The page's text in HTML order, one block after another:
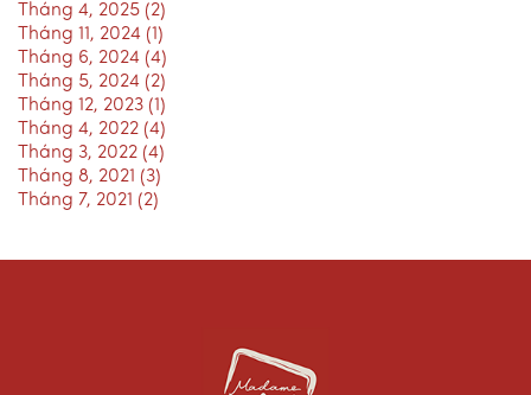
Tháng 4, 2025 (2)
Tháng 11, 2024 (1)
Tháng 6, 2024 (4)
Tháng 5, 2024 (2)
Tháng 12, 2023 (1)
Tháng 4, 2022 (4)
Tháng 3, 2022 (4)
Tháng 8, 2021 (3)
Tháng 7, 2021 (2)